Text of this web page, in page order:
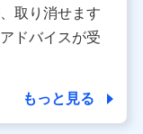
て、当社又は株式
ご契約状態・ご利
る情報、アプリケ
されたサービスや
険関連サービスに
取り消せます
ドバイスが受
もっと見る